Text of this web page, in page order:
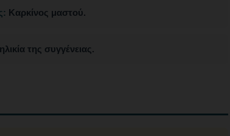
Καρκίνος μαστού.
της συγγένειας.